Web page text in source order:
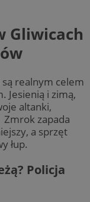
Gliwicach
są realnym celem
Jesienią i zimą,
altanki,
zapada
a sprzęt
łup.
Policja